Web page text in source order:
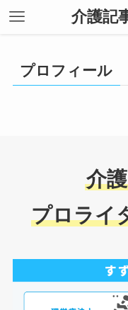
介護記
プロフィール
介
プロライ